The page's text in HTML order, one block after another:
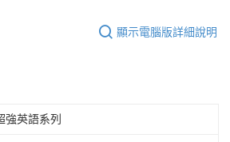
顯示電腦版詳細說明
強英語系列